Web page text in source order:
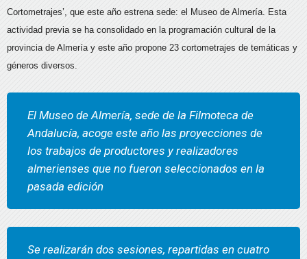
Cortometrajes’, que este año estrena sede: el Museo de Almería. Esta
actividad previa se ha consolidado en la programación cultural de la
provincia de Almería y este año propone 23 cortometrajes de temáticas y
géneros diversos.
El Museo de Almería, sede de la Filmoteca de
Andalucía, acoge este año las proyecciones de
los trabajos de productores y realizadores
almerienses que no fueron seleccionados en la
pasada edición
Se realizarán dos sesiones, repartidas en cuatro